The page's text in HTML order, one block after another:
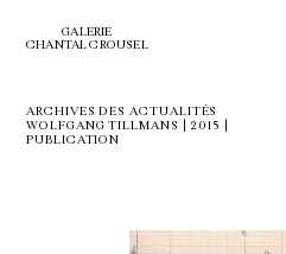
GALERIE
CHANTAL CROUSEL
ARCHIVES DES ACTUALITÉS
WOLFGANG TILLMANS | 2015 |
PUBLICATION